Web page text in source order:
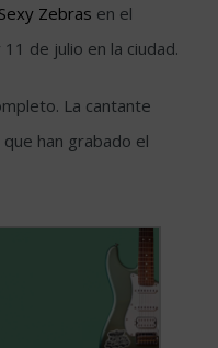
Zebras en el
de julio en la ciudad.
La cantante
han grabado el